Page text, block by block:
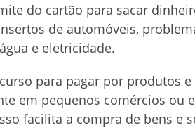
do cartão para sacar
de automóveis,
e eletricidade.
para pagar por produtos
em pequenos comércios ou
facilita a compra de bens e